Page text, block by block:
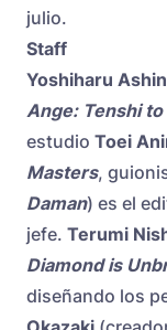
julio.
Staff
Yoshiharu
Ange: Tenshi to
estudio Toei
Masters,
Daman) es el
jefe. Terumi
Diamond is
diseñando los